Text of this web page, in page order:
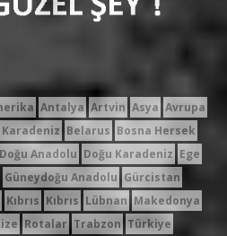
Antalya Artvin Asya Avrupa
Karadeniz Belarus Bosna Hersek
Doğu Anadolu Doğu Karadeniz Ege
Güneydoğu Anadolu Gürcistan
Kıbrıs Kıbrıs Lübnan Makedonya
Rotalar Trabzon Türkiye